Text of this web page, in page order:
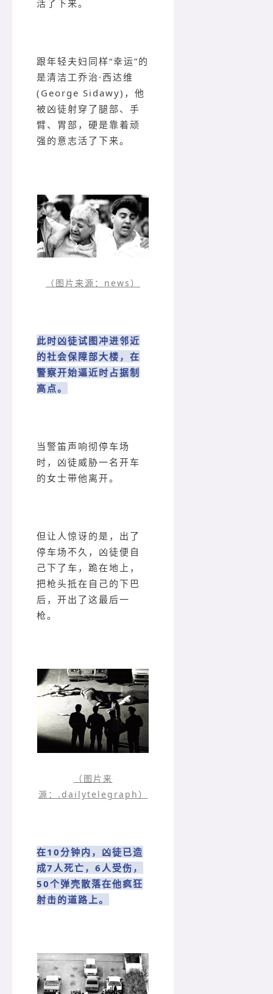
活了下来。
跟年轻夫妇同样“幸运”的
是清洁工乔治·西达维
(George Sidawy)，他
被凶徒射穿了腿部、手
臂、胃部，硬是靠着顽
强的意志活了下来。
（图片来源：news）
此时凶徒试图冲进邻近
的社会保障部大楼，在
警察开始逼近时占据制
高点。
当警笛声响彻停车场
时，凶徒威胁一名开车
的女士带他离开。
但让人惊讶的是，出了
停车场不久，凶徒便自
己下了车，跪在地上，
把枪头抵在自己的下巴
后，开出了这最后一
枪。
（图片来
源：.dailytelegraph）
在10分钟内，凶徒已造
成7人死亡，6人受伤，
50个弹壳散落在他疯狂
射击的道路上。